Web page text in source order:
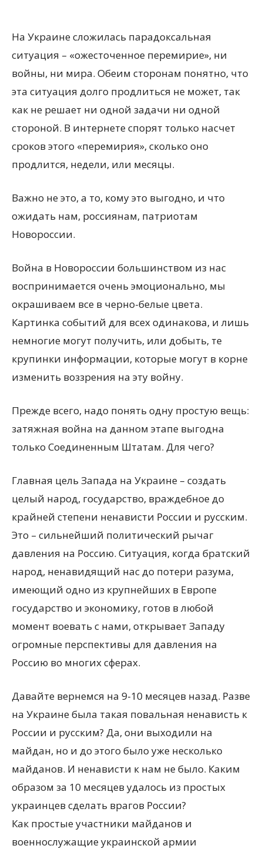
На Украине сложилась парадоксальная
ситуация – «ожесточенное перемирие», ни
войны, ни мира. Обеим сторонам понятно, что
эта ситуация долго продлиться не может, так
как не решает ни одной задачи ни одной
стороной. В интернете спорят только насчет
сроков этого «перемирия», сколько оно
продлится, недели, или месяцы.
Важно не это, а то, кому это выгодно, и что
ожидать нам, россиянам, патриотам
Новороссии.
Война в Новороссии большинством из нас
воспринимается очень эмоционально, мы
окрашиваем все в черно-белые цвета.
Картинка событий для всех одинакова, и лишь
немногие могут получить, или добыть, те
крупинки информации, которые могут в корне
изменить воззрения на эту войну.
Прежде всего, надо понять одну простую вещь:
затяжная война на данном этапе выгодна
только Соединенным Штатам. Для чего?
Главная цель Запада на Украине – создать
целый народ, государство, враждебное до
крайней степени ненависти России и русским.
Это – сильнейший политический рычаг
давления на Россию. Ситуация, когда братский
народ, ненавидящий нас до потери разума,
имеющий одно из крупнейших в Европе
государство и экономику, готов в любой
момент воевать с нами, открывает Западу
огромные перспективы для давления на
Россию во многих сферах.
Давайте вернемся на 9-10 месяцев назад. Разве
на Украине была такая повальная ненависть к
России и русским? Да, они выходили на
майдан, но и до этого было уже несколько
майданов. И ненависти к нам не было. Каким
образом за 10 месяцев удалось из простых
украинцев сделать врагов России?
Как простые участники майданов и
военнослужащие украинской армии